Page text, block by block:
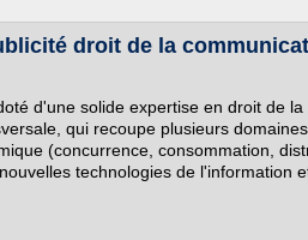
droit de la
d'une solide expertise en droit de
qui recoupe plusieurs
(concurrence, consommation,
technologies de l'information et